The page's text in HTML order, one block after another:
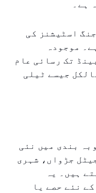
ہے۔
اسٹیشنز کی
موجودہ
تک رسائی عام
جیسے ٹیلی
بندی میں نئی
جڑواں، شہری
ہیں۔ یہ
نئے حصے یا